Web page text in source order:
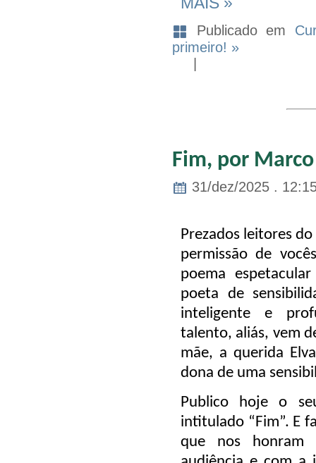
Publicado em
primeiro! »
Fim, por
31/dez/2025 .
Prezados leitores
permissão de
poema
poeta de
inteligente e
talento, aliás, vem
mãe, a querida
dona de uma
Publico hoje o
intitulado “Fim”. E
que nos